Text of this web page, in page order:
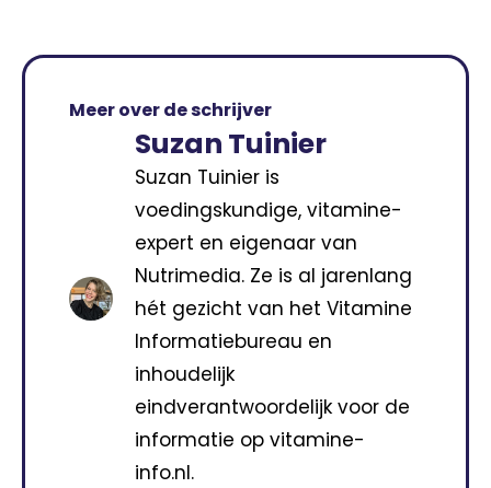
Meer over de schrijver
Suzan Tuinier
Suzan Tuinier is
voedingskundige, vitamine-
expert en eigenaar van
Nutrimedia. Ze is al jarenlang
hét gezicht van het Vitamine
Informatiebureau en
inhoudelijk
eindverantwoordelijk voor de
informatie op vitamine-
info.nl.